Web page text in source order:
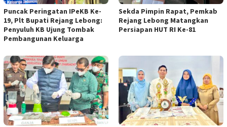
Puncak Peringatan IPeKB Ke-
19, Plt Bupati Rejang Lebong:
Penyuluh KB Ujung Tombak
Pembangunan Keluarga
Sekda Pimpin Rapat, Pemkab
Rejang Lebong Matangkan
Persiapan HUT RI Ke-81